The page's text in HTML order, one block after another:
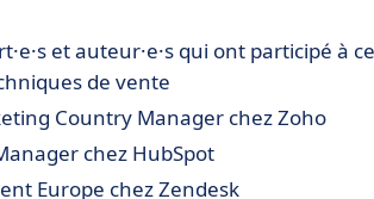
et auteur·e·s qui ont participé à
de vente
Country Manager chez Zoho
chez HubSpot
Europe chez Zendesk